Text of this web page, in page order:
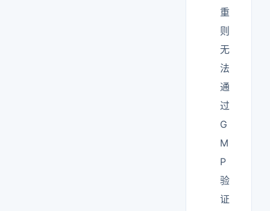
重
则
无
法
通
过
G
M
P
验
证